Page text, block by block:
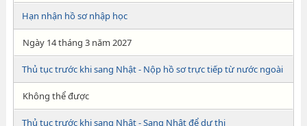
Hạn nhận hồ sơ nhập học
Ngày 14 tháng 3 năm 2027
Thủ tục trước khi sang Nhật - Nộp hồ sơ trực tiếp từ nước ngoài
Không thể được
Thủ tục trước khi sang Nhật - Sang Nhật để dự thi